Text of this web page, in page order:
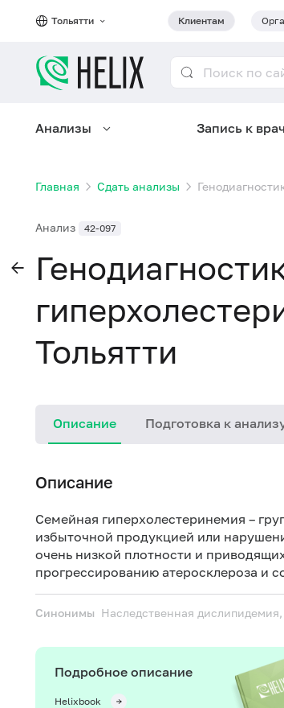
Тольятти Клиентам
Анализы Запись к
Главная Сдать анализы
Анализ 42-097
Тольятти
Описание Подготовка к
Описание
Семейная гиперхолестеринемия –
избыточной продукцией или
очень низкой плотности и
прогрессированию атеросклероза и
Синонимы Наследственная
Подробное описание
Helixbook